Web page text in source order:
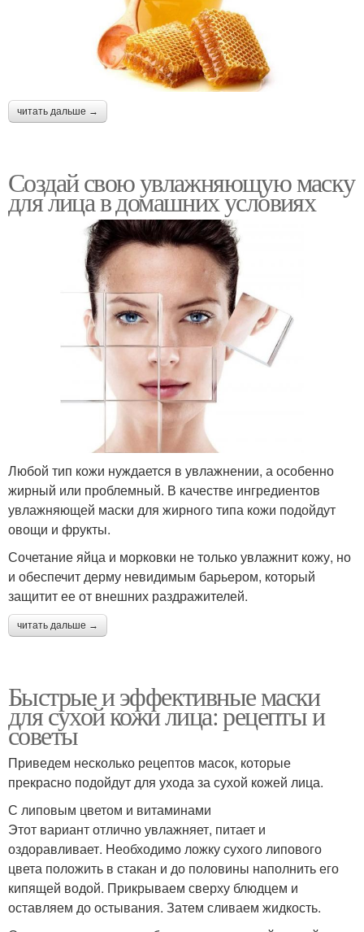
читать дальше →
Создай свою увлажняющую маску
для лица в домашних условиях
Любой тип кожи нуждается в увлажнении, а особенно
жирный или проблемный. В качестве ингредиентов
увлажняющей маски для жирного типа кожи подойдут
овощи и фрукты.
Сочетание яйца и морковки не только увлажнит кожу, но
и обеспечит дерму невидимым барьером, который
защитит ее от внешних раздражителей.
читать дальше →
Быстрые и эффективные маски
для сухой кожи лица: рецепты и
советы
Приведем несколько рецептов масок, которые
прекрасно подойдут для ухода за сухой кожей лица.
С липовым цветом и витаминами
Этот вариант отлично увлажняет, питает и
оздоравливает. Необходимо ложку сухого липового
цвета положить в стакан и до половины наполнить его
кипящей водой. Прикрываем сверху блюдцем и
оставляем до остывания. Затем сливаем жидкость.